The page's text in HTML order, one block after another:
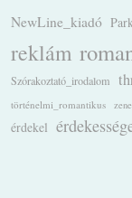
NewLine_kiadó
reklám
Szórakoztató_irodalom
történelmi_romantikus
zene
érdekel